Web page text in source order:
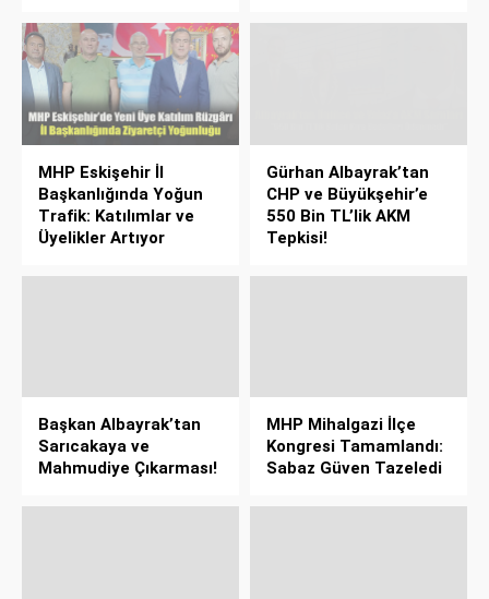
MHP Eskişehir İl
Başkanlığında Yoğun
Trafik: Katılımlar ve
Üyelikler Artıyor
Gürhan Albayrak’tan
CHP ve Büyükşehir’e
550 Bin TL’lik AKM
Tepkisi!
Başkan Albayrak’tan
Sarıcakaya ve
Mahmudiye Çıkarması!
MHP Mihalgazi İlçe
Kongresi Tamamlandı:
Sabaz Güven Tazeledi